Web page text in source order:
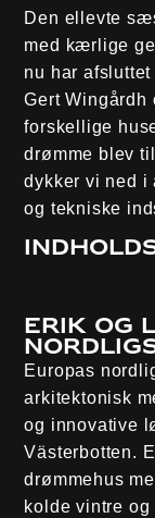
Den ellevte
med kærlige
nu har
Gert Wingårdh
forskellige
drømme blev
dykker vi ned i
og tekniske
Erik og
Europas
arkitektonisk
og innovative
Västerbotten.
drømmehus
kolde vintre